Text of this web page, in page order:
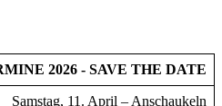
2026 - SAVE THE DATE
Samstag, 11. April – Anschaukeln